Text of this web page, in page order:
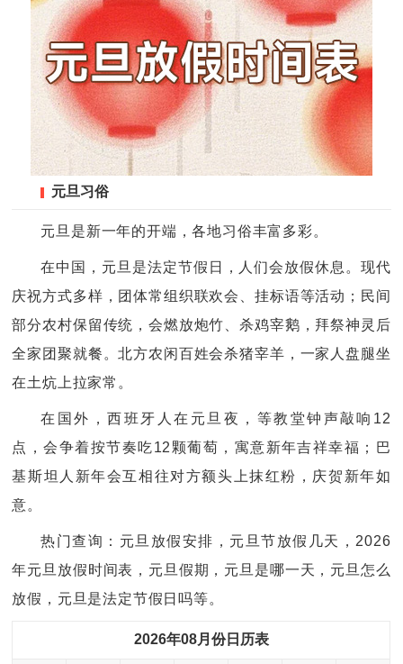
元旦习俗
元旦是新一年的开端，各地习俗丰富多彩。
在中国，元旦是法定节假日，人们会放假休息。现代
庆祝方式多样，团体常组织联欢会、挂标语等活动；民间
部分农村保留传统，会燃放炮竹、杀鸡宰鹅，拜祭神灵后
全家团聚就餐。北方农闲百姓会杀猪宰羊，一家人盘腿坐
在土炕上拉家常。
在国外，西班牙人在元旦夜，等教堂钟声敲响12
点，会争着按节奏吃12颗葡萄，寓意新年吉祥幸福；巴
基斯坦人新年会互相往对方额头上抹红粉，庆贺新年如
意。
热门查询：元旦放假安排，元旦节放假几天，2026
年元旦放假时间表，元旦假期，元旦是哪一天，元旦怎么
放假，元旦是法定节假日吗等。
2026年08月份日历表